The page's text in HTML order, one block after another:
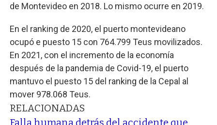
de Montevideo en 2018. Lo mismo ocurre en 2019.
En el ranking de 2020, el puerto montevideano
ocupó e puesto 15 con 764.799 Teus movilizados.
En 2021, con el incremento de la economía
después de la pandemia de Covid-19, el puerto
mantuvo el puesto 15 del ranking de la Cepal al
mover 978.068 Teus.
RELACIONADAS
Falla humana detrás del accidente que